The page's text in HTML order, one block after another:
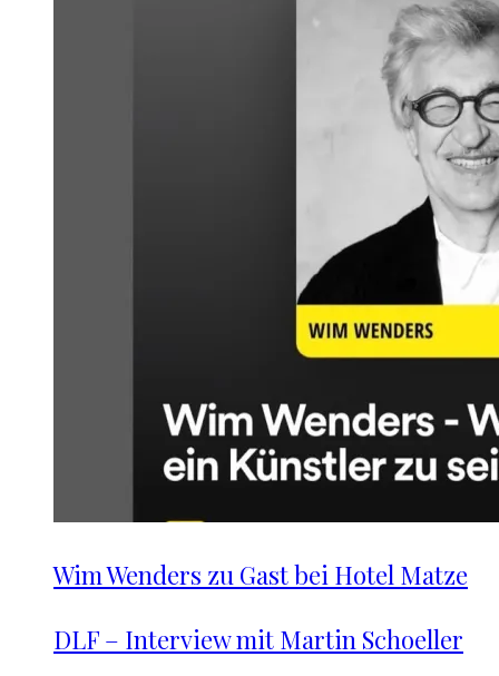
Wim Wenders zu Gast bei Hotel Matze
DLF – Interview mit Martin Schoeller